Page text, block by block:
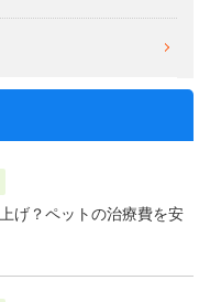
げ？ペットの治療費を安